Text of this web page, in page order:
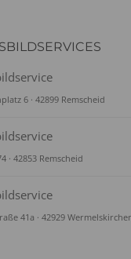
6 · 42899 Remscheid
· 42853 Remscheid
41a · 42929